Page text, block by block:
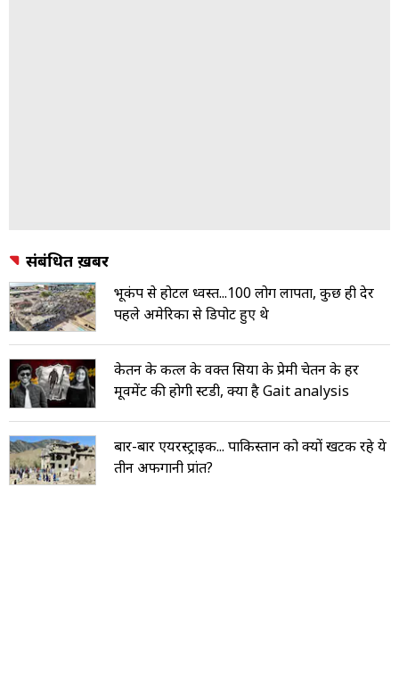
संबंधित ख़बरें
भूकंप से होटल ध्वस्त...100 लोग लापता, कुछ ही देर
पहले अमेरिका से डिपोर्ट हुए थे
केतन के कत्ल के वक्त सिया के प्रेमी चेतन के हर
मूवमेंट की होगी स्टडी, क्या है Gait analysis
बार-बार एयरस्ट्राइक... पाकिस्तान को क्यों खटक रहे ये
तीन अफगानी प्रांत?